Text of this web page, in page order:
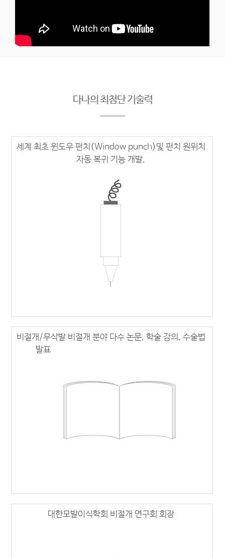
다나의 최첨단 기술력
세계 최초 윈도우 펀치(Window punch)및 펀치 원위치
자동 복귀 기능 개발.
비절개/무삭발 비절개 분야 다수 논문, 학술 강의, 수술법
발표
대한모발이식학회 비절개 연구회 회장